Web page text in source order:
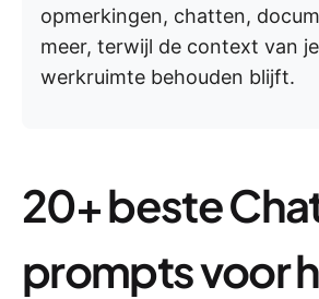
opmerkingen, chatten,
meer, terwijl de context van
werkruimte behouden blijft.
20+ beste
prompts voor